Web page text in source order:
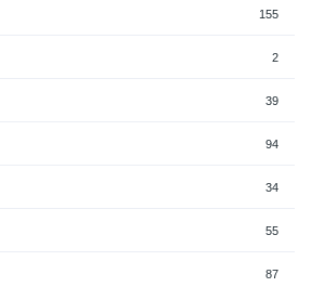
155
2
39
94
34
55
87